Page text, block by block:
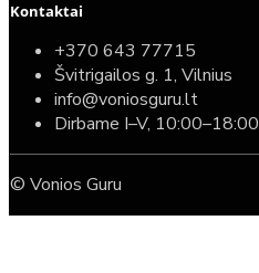
Kontaktai
+370 643 77715
Švitrigailos g. 1, Vilnius
info@voniosguru.lt
Dirbame I–V, 10:00–18:00
© Vonios Guru